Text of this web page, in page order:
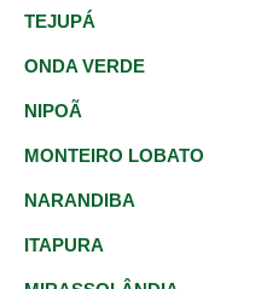
TEJUPÁ
ONDA VERDE
NIPOÃ
MONTEIRO LOBATO
NARANDIBA
ITAPURA